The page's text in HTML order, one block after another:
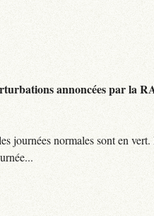
annoncées par la
journées normales sont en